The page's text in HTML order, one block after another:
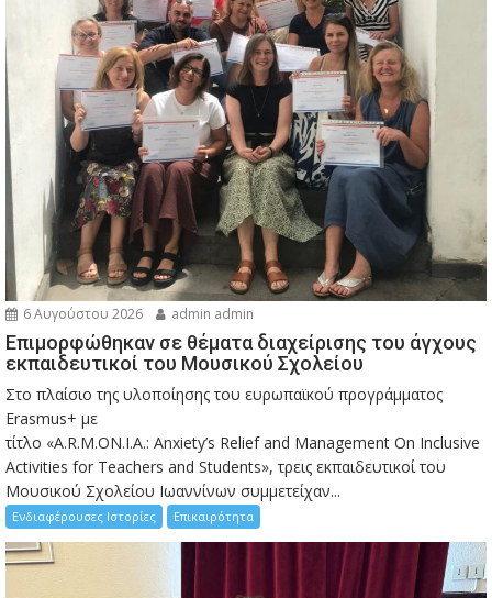
6 Αυγούστου 2026 admin admin
Eπιμορφώθηκαν σε θέματα διαχείρισης του άγχους
εκπαιδευτικοί του Μουσικού Σχολείου
Στο πλαίσιο της υλοποίησης του ευρωπαϊκού προγράμματος
Erasmus+ με
τίτλο «A.R.M.ON.I.A.: Anxiety’s Relief and Management On Inclusive
Activities for Teachers and Students», τρεις εκπαιδευτικοί του
Μουσικού Σχολείου Ιωαννίνων συμμετείχαν...
Ενδιαφέρουσες Ιστορίες Επικαιρότητα